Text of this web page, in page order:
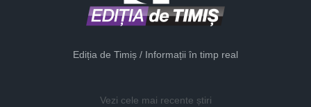
Ediția de Timiș / Informații în timp real
Vezi cele mai recente știri